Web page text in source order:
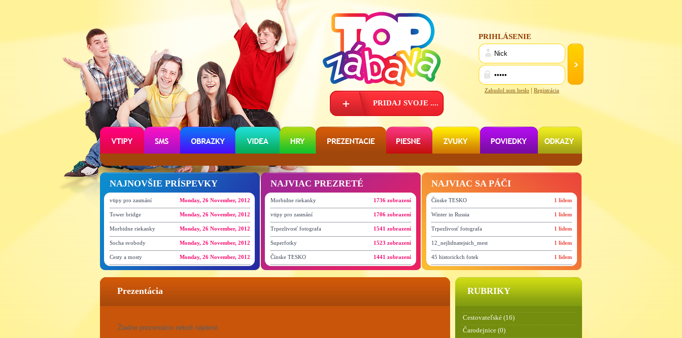
PRIDAJ SVOJE ....
PRIHLÁSENIE
Zabudol som heslo Registrácia
NAJNOVŠIE PRÍSPEVKY
vtipy pro zasmání Monday, 26 November, 2012
Tower bridge Monday, 26 November, 2012
Morbidne riekanky Monday, 26 November, 2012
Socha svobody Monday, 26 November, 2012
Cesty a mosty Monday, 26 November, 2012
NAJVIAC PREZRETÉ
Morbidne riekanky 1736 zobrazení
vtipy pro zasmání 1706 zobrazení
Trpezlivosť fotografa 1541 zobrazení
Superfotky 1523 zobrazení
Čínske TESKO 1441 zobrazení
NAJVIAC SA PÁČI
Čínske TESKO 1 lidem
Winter in Russia 1 lidem
Trpezlivosť fotografa 1 lidem
12_nejlidnatejsich_mest 1 lidem
45 historickch fotek 1 lidem
Prezentácia
Žiadne prezentácie neboli nájdené
RUBRIKY
Cestovateľské (16)
Čarodejnice (0)